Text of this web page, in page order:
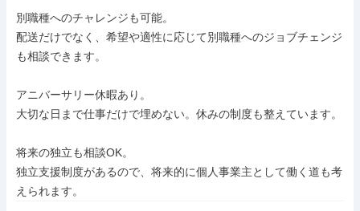
別職種へのチャレンジも可能。
配送だけでなく、希望や適性に応じて別職種へのジョブチェンジ
も相談できます。
アニバーサリー休暇あり。
大切な日まで仕事だけで埋めない。休みの制度も整えています。
将来の独立も相談OK。
独立支援制度があるので、将来的に個人事業主として働く道も考
えられます。